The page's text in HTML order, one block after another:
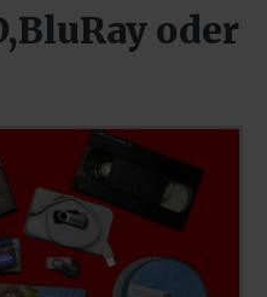
u.a.
oder